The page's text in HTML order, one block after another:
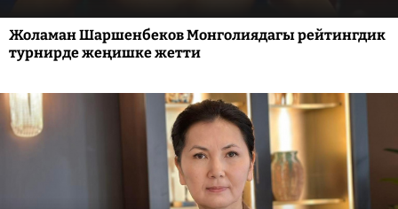
Жоламан Шаршенбеков Монголиядагы рейтингдик
турнирде жеңишке жетти